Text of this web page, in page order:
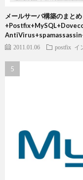
メールサーバ構築のまと
2011.01.06 postfix イ